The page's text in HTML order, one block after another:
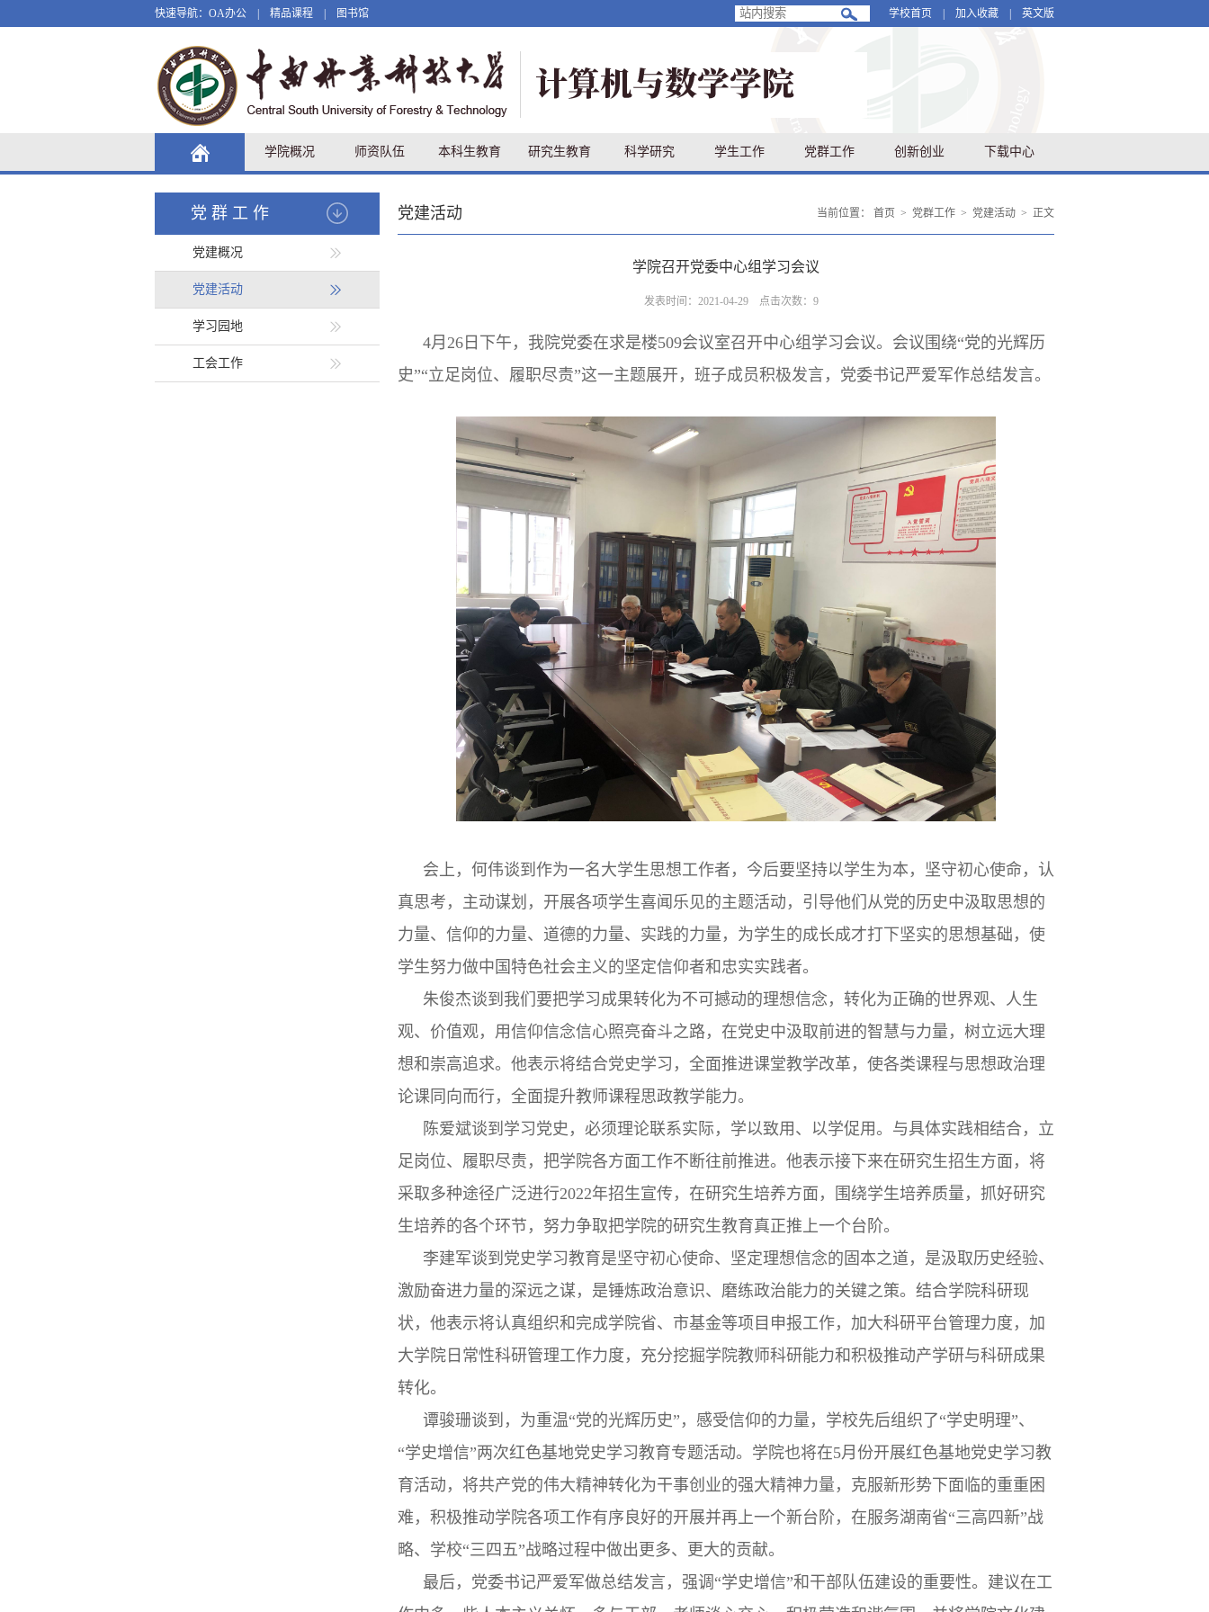
快速导航： OA办公 精品课程 图书馆 学校首页 加入收藏 英文版
学院概况 师资队伍 本科生教育 研究生教育 科学研究 学生工作 党群工作 创新创业 下载中心
党群工作
党建概况
党建活动
学习园地
工会工作
党建活动 当前位置： 首页 > 党群工作 > 党建活动 > 正文
学院召开党委中心组学习会议
发表时间：2021-04-29 点击次数： 9
4月26日下午，我院党委在求是楼509会议室召开中心组学习会议。会议围绕“党的光辉历
史”“立足岗位、履职尽责”这一主题展开，班子成员积极发言，党委书记严爱军作总结发言。
会上，何伟谈到作为一名大学生思想工作者，今后要坚持以学生为本，坚守初心使命，认
真思考，主动谋划，开展各项学生喜闻乐见的主题活动，引导他们从党的历史中汲取思想的
力量、信仰的力量、道德的力量、实践的力量，为学生的成长成才打下坚实的思想基础，使
学生努力做中国特色社会主义的坚定信仰者和忠实实践者。
朱俊杰谈到我们要把学习成果转化为不可撼动的理想信念，转化为正确的世界观、人生
观、价值观，用信仰信念信心照亮奋斗之路，在党史中汲取前进的智慧与力量，树立远大理
想和崇高追求。他表示将结合党史学习，全面推进课堂教学改革，使各类课程与思想政治理
论课同向而行，全面提升教师课程思政教学能力。
陈爱斌谈到学习党史，必须理论联系实际，学以致用、以学促用。与具体实践相结合，立
足岗位、履职尽责，把学院各方面工作不断往前推进。他表示接下来在研究生招生方面，将
采取多种途径广泛进行2022年招生宣传，在研究生培养方面，围绕学生培养质量，抓好研究
生培养的各个环节，努力争取把学院的研究生教育真正推上一个台阶。
李建军谈到党史学习教育是坚守初心使命、坚定理想信念的固本之道，是汲取历史经验、
激励奋进力量的深远之谋，是锤炼政治意识、磨练政治能力的关键之策。结合学院科研现
状，他表示将认真组织和完成学院省、市基金等项目申报工作，加大科研平台管理力度，加
大学院日常性科研管理工作力度，充分挖掘学院教师科研能力和积极推动产学研与科研成果
转化。
谭骏珊谈到，为重温“党的光辉历史”，感受信仰的力量，学校先后组织了“学史明理”、
“学史增信”两次红色基地党史学习教育专题活动。学院也将在5月份开展红色基地党史学习教
育活动，将共产党的伟大精神转化为干事创业的强大精神力量，克服新形势下面临的重重困
难，积极推动学院各项工作有序良好的开展并再上一个新台阶，在服务湖南省“三高四新”战
略、学校“三四五”战略过程中做出更多、更大的贡献。
最后，党委书记严爱军做总结发言，强调“学史增信”和干部队伍建设的重要性。建议在工